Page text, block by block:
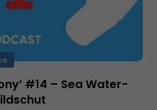
#14 – Sea Water-